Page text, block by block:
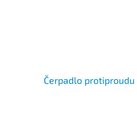
Čerpadlo